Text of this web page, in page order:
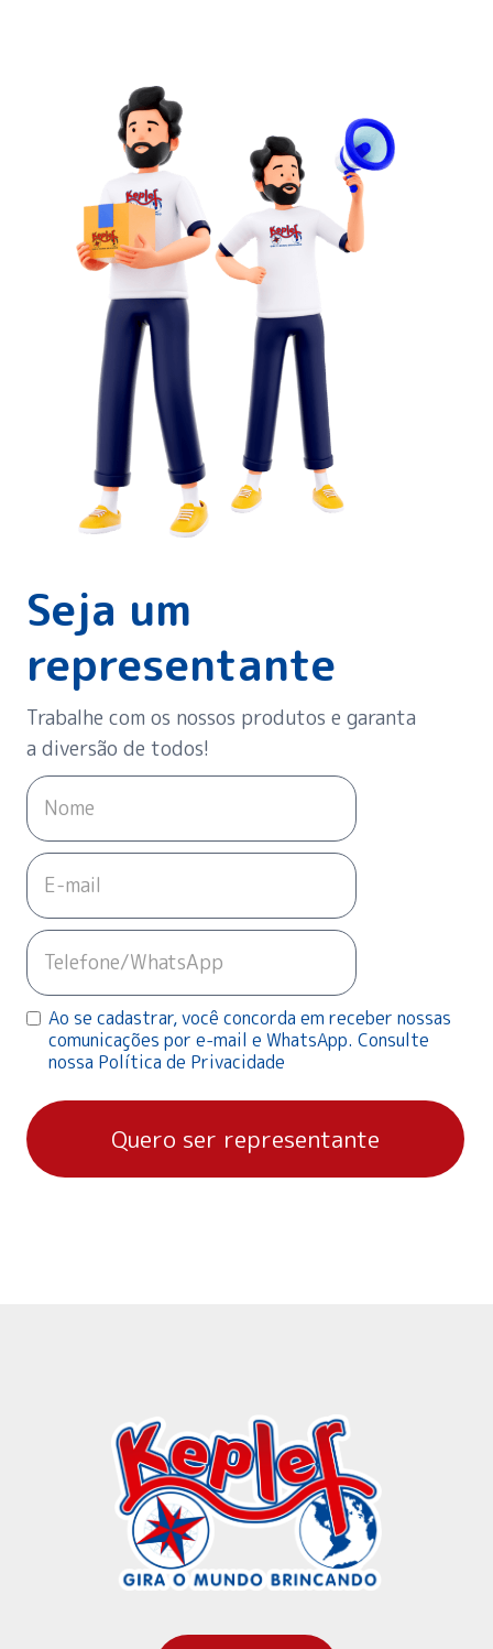
Seja um
representante
Trabalhe com os nossos produtos e garanta
a diversão de todos!
Ao se cadastrar, você concorda em receber nossas
comunicações por e-mail e WhatsApp. Consulte
nossa Política de Privacidade